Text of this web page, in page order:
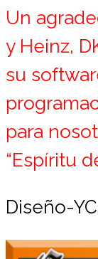
Un
y Heinz,
su
para
“Espíritu
Diseño-